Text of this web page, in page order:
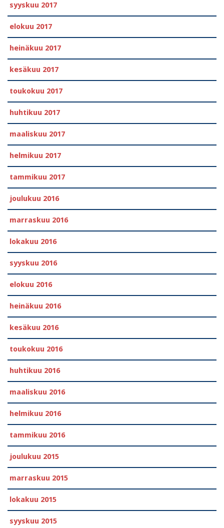
syyskuu 2017
elokuu 2017
heinäkuu 2017
kesäkuu 2017
toukokuu 2017
huhtikuu 2017
maaliskuu 2017
helmikuu 2017
tammikuu 2017
joulukuu 2016
marraskuu 2016
lokakuu 2016
syyskuu 2016
elokuu 2016
heinäkuu 2016
kesäkuu 2016
toukokuu 2016
huhtikuu 2016
maaliskuu 2016
helmikuu 2016
tammikuu 2016
joulukuu 2015
marraskuu 2015
lokakuu 2015
syyskuu 2015